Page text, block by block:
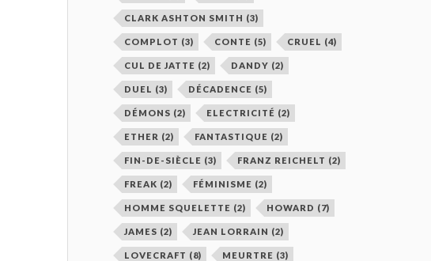
CLARK ASHTON SMITH (3)
COMPLOT (3) CONTE (5) CRUEL (4)
CUL DE JATTE (2) DANDY (2)
DUEL (3) DÉCADENCE (5)
DÉMONS (2) ELECTRICITÉ (2)
ETHER (2) FANTASTIQUE (2)
FIN-DE-SIÈCLE (3) FRANZ REICHELT (2)
FREAK (2) FÉMINISME (2)
HOMME SQUELETTE (2) HOWARD (7)
JAMES (2) JEAN LORRAIN (2)
LOVECRAFT (8) MEURTRE (3)